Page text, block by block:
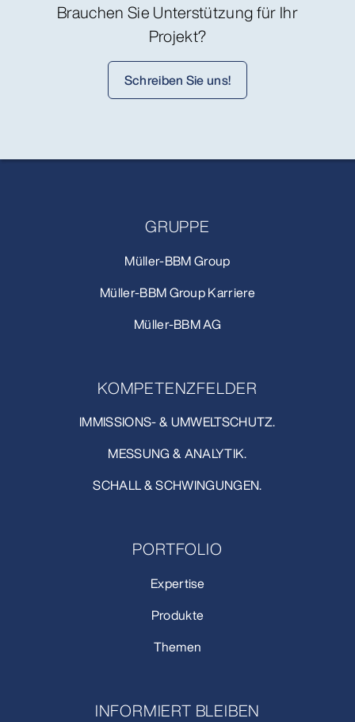
Brauchen Sie Unterstützung für Ihr
Projekt?
Schreiben Sie uns!
GRUPPE
Müller-BBM Group
Müller-BBM Group Karriere
Müller-BBM AG
KOMPETENZFELDER
IMMISSIONS- & UMWELTSCHUTZ.
MESSUNG & ANALYTIK.
SCHALL & SCHWINGUNGEN.
PORTFOLIO
Expertise
Produkte
Themen
INFORMIERT BLEIBEN